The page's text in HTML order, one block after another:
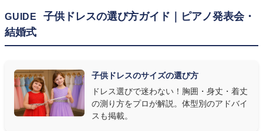
② 舞台で映える色・楽器に合うデザインを選ぶ
発表会の舞台は照明が強く、客席からは意外と色味が飛んで見え
ます。ネイビー・ブラック・深みのあるジュエルカラーはホールの照
す。またピアノ演奏なら落ち着いたシックなトーン、バイオリンやソ
ロ演奏なら華やかで視線を集めるデザイン、合唱やアンサンブル
なら衣装同士が調和するクラシカルな色合い、と演目に合わせた
GUIDE
子供ドレスの選び方ガイド｜ピアノ発表会・
結婚式
子供ドレスのサイズの選び方
ドレス選びで迷わない！胸囲・身丈・着丈
の測り方をプロが解説。体型別のアドバイ
スも掲載。